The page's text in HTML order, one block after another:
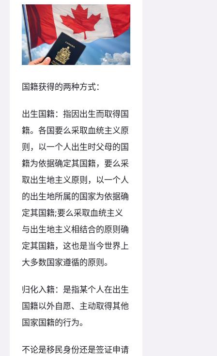
国籍获得的两种方式：
出生国籍：指因出生而取得国
籍。各国要么采取血统主义原
则，以一个人出生时父母的国
籍为依据确定其国籍，要么采
取出生地主义原则，以一个人
的出生地所属的国家为依据确
定其国籍;要么采取血统主义
与出生地主义相结合的原则确
定其国籍，这也是当今世界上
大多数国家遵循的原则。
归化入籍：是指某个人在出生
国籍以外自愿、主动取得其他
国家国籍的行为。
不论是移民身份还是签证申请